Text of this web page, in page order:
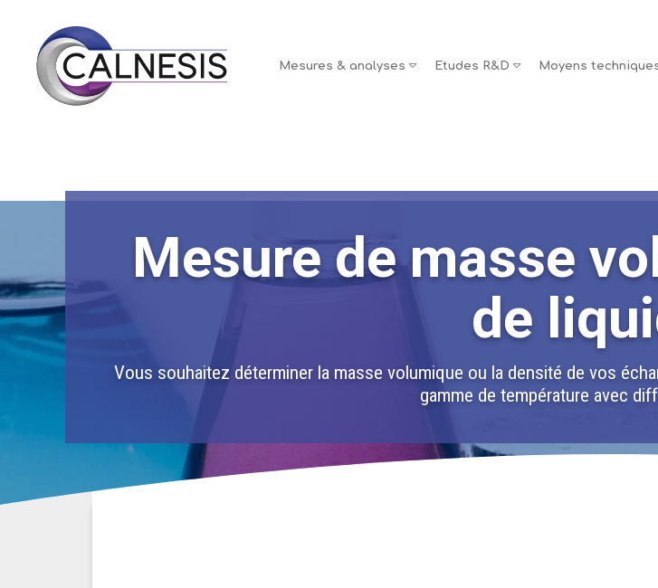
Mesures & analyses Etudes R&D Moyens
Mesure de masse
de
Vous souhaitez déterminer la masse volumique ou la densité de vos
gamme de température avec